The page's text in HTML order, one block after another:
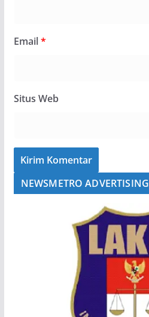
Email*
Situs Web
NEWSMETRO ADVERTISING